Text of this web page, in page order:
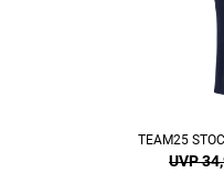
TEAM25
UVP